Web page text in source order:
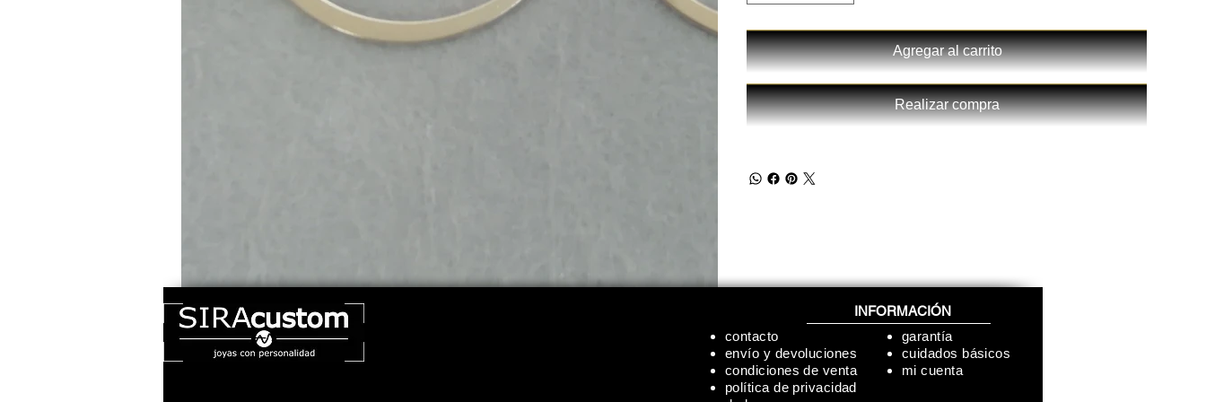
Agregar al carrito
Realizar compra
INFORMACIÓN
contacto
envío y devoluciones
condiciones de venta
política de privacidad
garantía
cuidados básicos
mi cuenta